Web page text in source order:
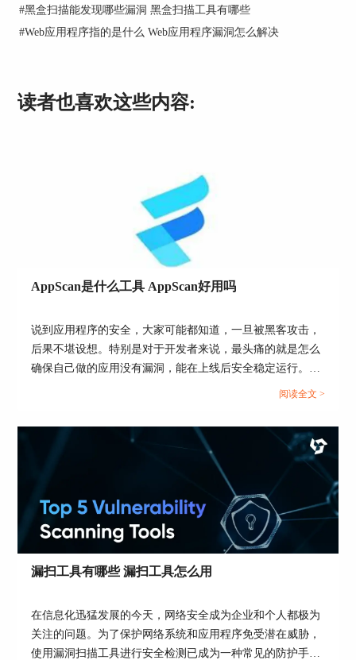
二、代码漏洞扫描解决方案
定期扫描是确保代码漏洞扫描效果的一种有效方
法。定期扫描可以帮助开发团队发现代码中的漏洞
的规模和复杂程度进行适当调整，以确保漏洞被及
2、使用漏洞扫描工具
漏洞扫描工具是发现代码漏洞的最常用工具之一。
Nessus等，这些工具可以检测各种不同类型的漏
3、安全编码实践
#黑盒扫描能发现哪些漏洞 黑盒扫描工具有哪些
#Web应用程序指的是什么 Web应用程序漏洞怎么解决
读者也喜欢这些内容:
AppScan是什么工具 AppScan好用吗
说到应用程序的安全，大家可能都知道，一旦被黑客攻击，
后果不堪设想。特别是对于开发者来说，最头痛的就是怎么
确保自己做的应用没有漏洞，能在上线后安全稳定运行。于
是就有了各种安全扫描工具，AppScan就是其中一个，它的
么，AppScan是什么工具 AppScan好用吗？今天我们就来聊
聊这个工具，看看它到底值不值得你使用。...
阅读全文 >
漏扫工具有哪些 漏扫工具怎么用
在信息化迅猛发展的今天，网络安全成为企业和个人都极为
关注的问题。为了保护网络系统和应用程序免受潜在威胁，
使用漏洞扫描工具进行安全检测已成为一种常见的防护手